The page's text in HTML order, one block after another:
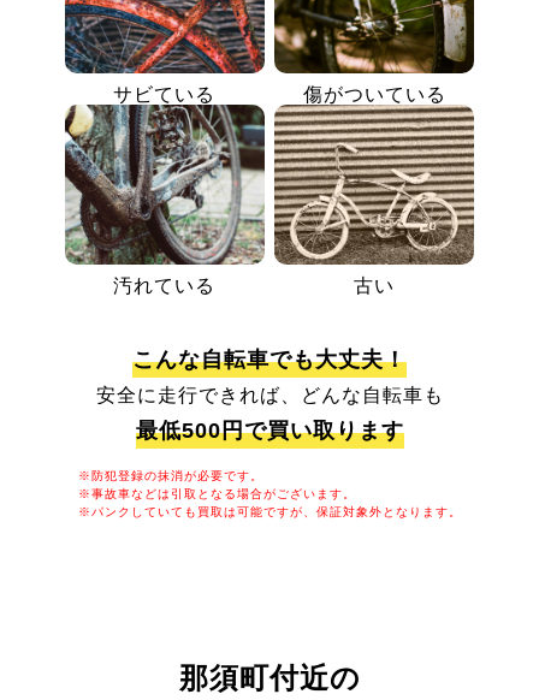
サビている 傷がついている
汚れている 古い
こんな自転車でも大丈夫！
安全に走行できれば、どんな自転車も
最低500円で買い取ります
※防犯登録の抹消が必要です。
※事故車などは引取となる場合がございます。
※パンクしていても買取は可能ですが、保証対象外となります。
那須町付近の